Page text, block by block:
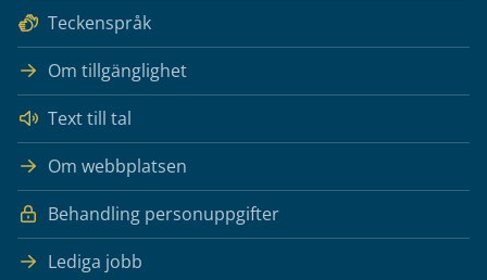
Teckenspråk
Om tillgänglighet
Text till tal
Om webbplatsen
Behandling personuppgifter
Lediga jobb